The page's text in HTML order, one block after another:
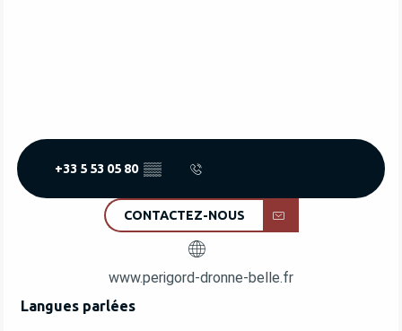
+33 5 53 05 80 ▒▒
CONTACTEZ-NOUS
www.perigord-dronne-belle.fr
Langues parlées
Langues parlées